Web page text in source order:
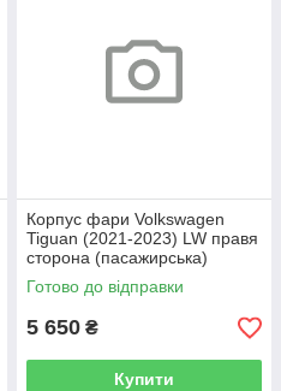
Корпус фари Volkswagen
Tiguan (2021-2023) LW правя
сторона (пасажирська)
Готово до відправки
5 650 ₴
Купити